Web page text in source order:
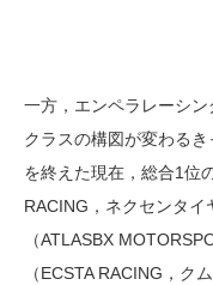
一方，エンペラレーシ
クラスの構図が変わる
を終えた現在，総合1位
RACING，ネクセンタイ
（ATLASBX
（ECSTA RACING，ク